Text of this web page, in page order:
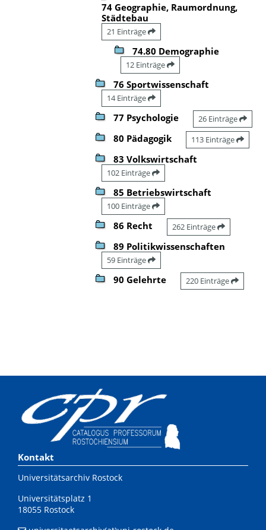
74 Geographie, Raumordnung,
Städtebau
21 Einträge
74.80 Demographie
12 Einträge
76 Sportwissenschaft
14 Einträge
77 Psychologie 26 Einträge
80 Pädagogik 113 Einträge
83 Volkswirtschaft
102 Einträge
85 Betriebswirtschaft
100 Einträge
86 Recht 262 Einträge
89 Politikwissenschaften
59 Einträge
90 Gelehrte 220 Einträge
Kontakt
Universitätsarchiv Rostock
Universitätsplatz 1
18055 Rostock